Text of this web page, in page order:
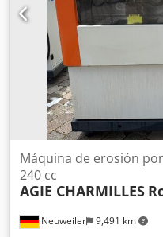
Neuweiler 9,491 km
Máquina de erosión
240 cc
AGIE CHARMILLES